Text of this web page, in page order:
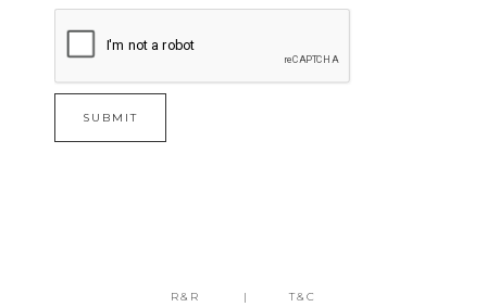
R&R T&C